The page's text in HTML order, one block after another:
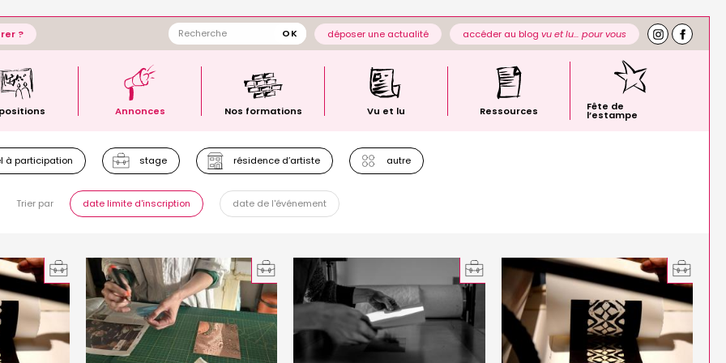
? déposer une actualité accéder au blog vu et lu… pour vous
Annonces Nos formations Vu et lu Ressources Fête de
l’estampe
à participation stage résidence d’artiste autre
Trier par date limite d'inscription date de l'événement